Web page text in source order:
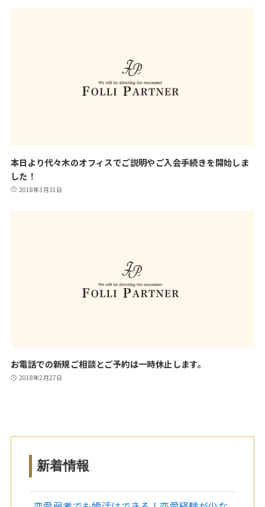
本日より代々木のオフィスでご説明やご入会手続きを開始しま
した！
2018年3月31日
お電話での新規ご相談とご予約は一時休止します。
2018年2月27日
新着情報